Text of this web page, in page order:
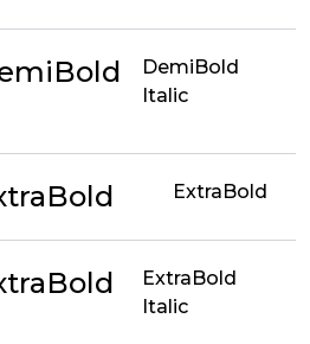
DemiBold
Italic
ExtraBold
ExtraBold
Italic